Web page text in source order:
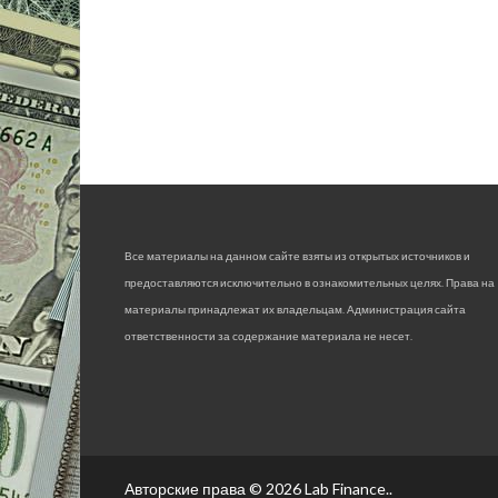
Все материалы на данном сайте взяты из открытых источников и
предоставляются исключительно в ознакомительных целях. Права на
материалы принадлежат их владельцам. Администрация сайта
ответственности за содержание материала не несет.
Авторские права © 2026Lab Finance..